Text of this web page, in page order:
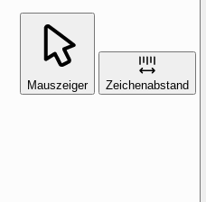
Mauszeiger Zeichenabstand